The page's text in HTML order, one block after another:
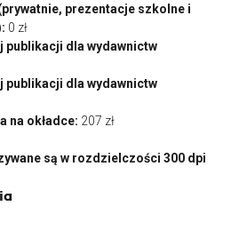
prezentacje szkolne i
0 zł
publikacji dla wydawnictw
publikacji dla wydawnictw
na okładce: 207 zł
są w rozdzielczości 300 dpi